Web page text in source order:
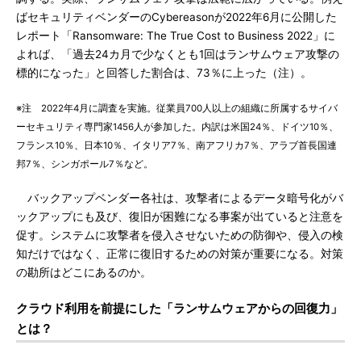
ばセキュリティベンダーのCybereasonが2022年6月に公開した
レポート「Ransomware: The True Cost to Business 2022」に
よれば、「過去24カ月で少なくとも1回はランサムウェア攻撃の
標的になった」と回答した割合は、73％に上った（注）。
※注 2022年4月に調査を実施。従業員700人以上の組織に所属するサイバ
ーセキュリティ専門家1456人が参加した。内訳は米国24％、ドイツ10％、
フランス10％、日本10％、イタリア7％、南アフリカ7％、アラブ首長国連
邦7％、シンガポール7％など。
バックアップベンダー各社は、攻撃者によるデータ暗号化がバ
ックアップにも及び、復旧が困難になる事案が出ていると注意を
促す。システムに攻撃者を侵入させないための防御や、侵入の検
知だけではなく、正常に復旧するための対策が重要になる。対策
の勘所はどこにあるのか。
クラウド利用を前提にした「ランサムウェアからの回復力」
とは？